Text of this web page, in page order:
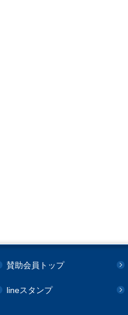
賛助会員トップ
lineスタンプ